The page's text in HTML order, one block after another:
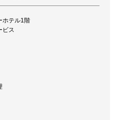
ホテル1階
ビス